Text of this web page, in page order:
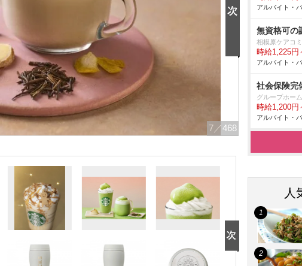
7 ／468
アルバイト・
無資格可の
相模原ケアコ
時給1,225円
アルバイト・
社会保険完
グループホー
時給1,200円
アルバイト・
人